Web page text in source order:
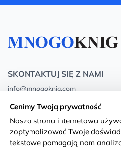
SKONTAKTUJ SIĘ Z NAMI
info@mnogoknig.com
Rīga, Augusta Deglava 69d, LV-1082
O nas
Cenimy Twoją prywatność
Nasza strona internetowa
zoptymalizować Twoje
tekstowe pomagają nam